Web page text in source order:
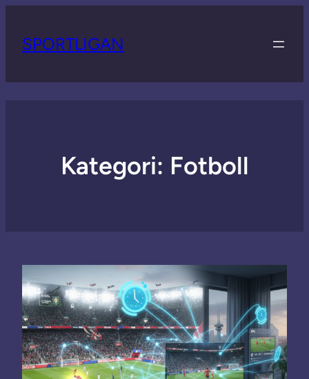
SPORTLIGAN
Kategori: Fotboll